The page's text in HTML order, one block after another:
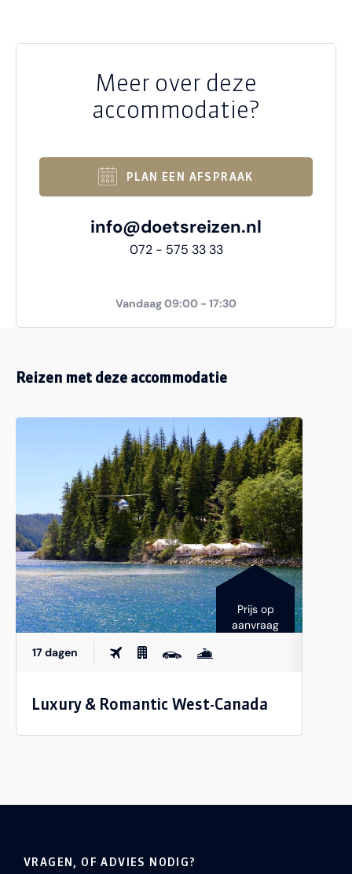
Meer over deze
accommodatie?
PLAN EEN AFSPRAAK
info@doetsreizen.nl
072 - 575 33 33
Vandaag 09:00 - 17:30
Reizen met deze accommodatie
Prijs op
aanvraag
17 dagen
Luxury & Romantic West-Canada
VRAGEN, OF ADVIES NODIG?